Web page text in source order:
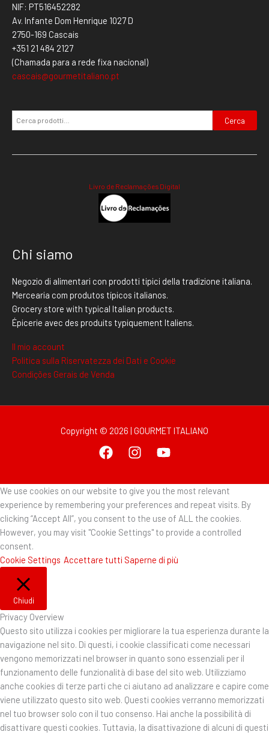
NIF: PT516452282
Av. Infante Dom Henrique 1027 D
2750-169 Cascais
+351 21 484 2127
(Chamada para a rede fixa nacional)
cascais@gourmetitaliano.pt
Cerca
Livro de Reclamações Digital
Chi siamo
Negozio di alimentari con prodotti tipici della tradizione italiana.
Mercearia com produtos típicos italianos.
Grocery store with typical Italian products.
Épicerie avec des produits typiquement Italiens.
Il mio account
Politica sulla Riservatezza dei Dati e Cookie
Condições Gerais de Venda
Copyright © 2026 | GOURMET ITALIANO
We use cookies on our website to give you the most relevant
experience by remembering your preferences and repeat visits. By
clicking “Accept All”, you consent to the use of ALL the cookies.
However, you may visit "Cookie Settings" to provide a controlled
consent.
Cookie Settings Accettare tutti Saperne di più
Chiudi
Privacy Overview
Questo sito utilizza i cookies per migliorare la tua esperienza durante la
navigazione nel sito. Di questi, i cookie classificati come necessari
vengono memorizzati nel browser in quanto sono essenziali per il
funzionamento delle funzionalità di base del sito web. Utilizziamo
anche cookies di terze parti che ci aiutano ad analizzare e capire come
viene utilizzato questo sito web. Questi cookies verranno memorizzati
nel tuo browser solo con il tuo consenso. Hai anche la possibilità di
disattivare questi cookies. Tuttavia, la disattivazione di alcuni di questi